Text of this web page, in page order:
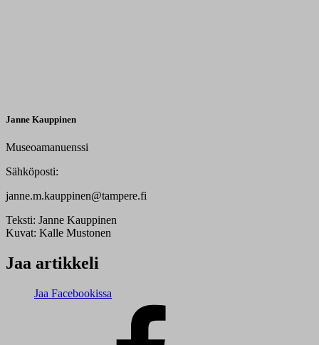
Janne Kauppinen
Museoamanuenssi
Sähköposti:
janne.m.kauppinen@tampere.fi
Teksti: Janne Kauppinen
Kuvat: Kalle Mustonen
Jaa artikkeli
Jaa Facebookissa